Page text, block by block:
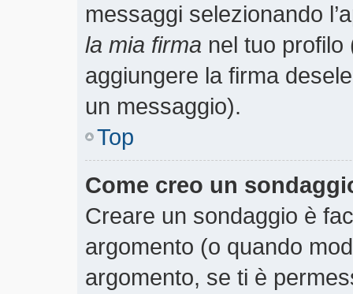
messaggi selezionando
la mia firma nel tuo
aggiungere la firma
un messaggio).
Top
Come creo un
Creare un sondaggio è
argomento (o quando
argomento, se ti è